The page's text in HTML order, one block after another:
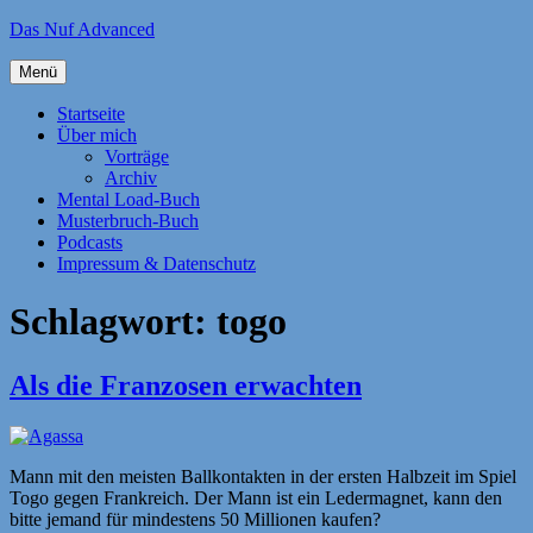
Zum
springen
Das Nuf Advanced
Menü
Startseite
Über mich
Vorträge
Archiv
Mental Load-Buch
Musterbruch-Buch
Podcasts
Impressum & Datenschutz
Schlagwort: togo
Als die Franzosen erwachten
Mann mit den meisten Ballkontakten in der ersten Halbzeit im Spiel
Togo gegen Frankreich. Der Mann ist ein Ledermagnet, kann den
bitte jemand für mindestens 50 Millionen kaufen?